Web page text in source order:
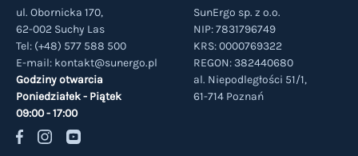
ul. Obornicka 170,
62-002 Suchy Las
Tel: (+48) 577 588 500
E-mail: kontakt@sunergo.pl
Godziny otwarcia
Poniedziałek - Piątek
09:00 - 17:00
SunErgo sp. z o.o.
NIP: 7831796749
KRS: 0000769322
REGON: 382440680
al. Niepodległości 51/1,
61-714 Poznań